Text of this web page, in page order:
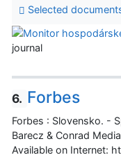
Selected
journal
6. Forbes
Forbes : Slovensko. -
Barecz & Conrad
Available on Internet: